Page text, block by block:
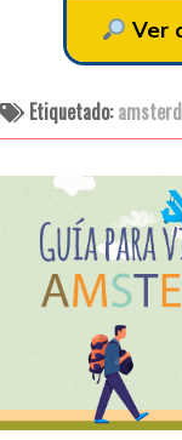
Ver
Etiquetado: